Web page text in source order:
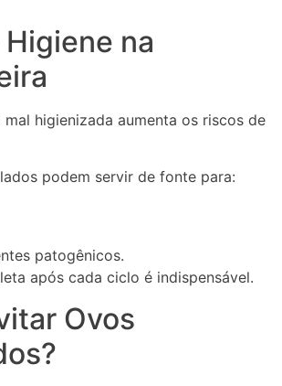
na
mal higienizada aumenta os riscos de
podem servir de fonte para:
patogênicos.
após cada ciclo é indispensável.
Ovos